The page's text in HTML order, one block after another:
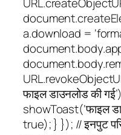
a.download =
फाइल डाउनलोड की
showToast(‘फाइल
true); } }); // इनपुट